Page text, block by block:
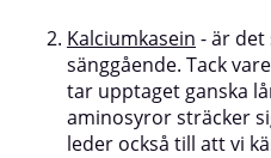
Kalciumkasein - är det
sänggående. Tack
tar upptaget ganska
aminosyror sträcker
leder också till att vi